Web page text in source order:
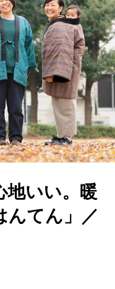
地いい。暖
んてん」／